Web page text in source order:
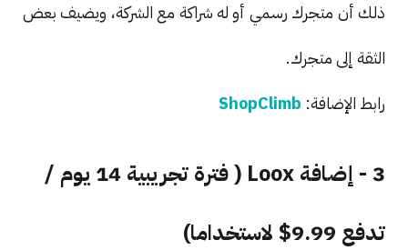
ذلك أن متجرك رسمي أو له شراكة مع الشركة، ويضيف بعض
الثقة إلى متجرك.
رابط الإضافة: ShopClimb
3 - إضافة Loox ( فترة تجريبية 14 يوم /
تدفع 9.99$ لاستخداما)